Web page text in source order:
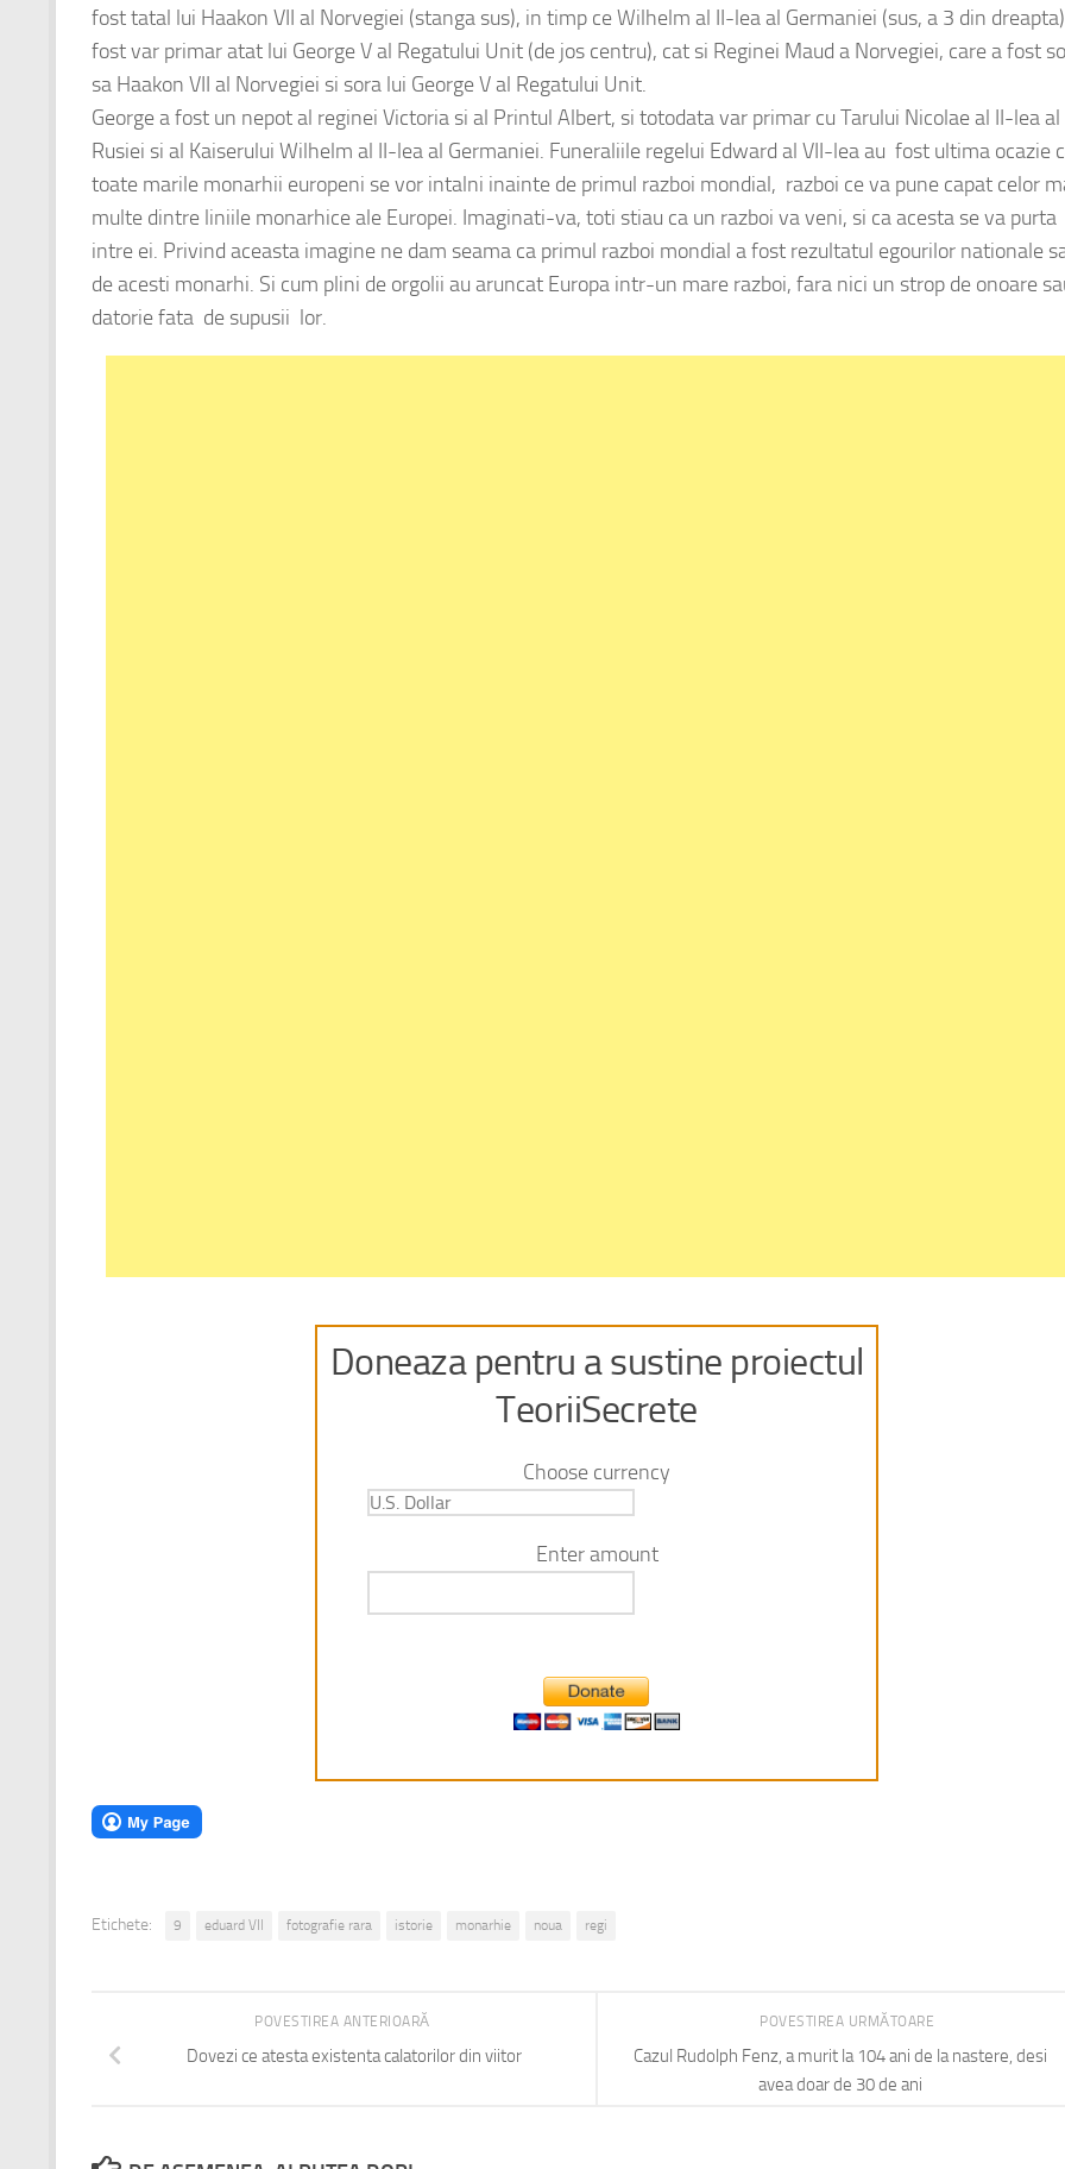
fost tatal lui Haakon VII al Norvegiei (stanga sus), in timp ce Wilhelm al II-lea al Germaniei (sus, a 3 din
fost var primar atat lui George V al Regatului Unit (de jos centru), cat si Reginei Maud a Norvegiei, care a fost
sa Haakon VII al Norvegiei si sora lui George V al Regatului Unit.
George a fost un nepot al reginei Victoria si al Printul Albert, si totodata var primar cu Tarului Nicolae al II-lea al
Rusiei si al Kaiserului Wilhelm al II-lea al Germaniei. Funeraliile regelui Edward al VII-lea au fost ultima ocazie
toate marile monarhii europeni se vor intalni inainte de primul razboi mondial, razboi ce va pune capat celor
multe dintre liniile monarhice ale Europei. Imaginati-va, toti stiau ca un razboi va veni, si ca acesta se va purta
intre ei. Privind aceasta imagine ne dam seama ca primul razboi mondial a fost rezultatul egourilor nationale
de acesti monarhi. Si cum plini de orgolii au aruncat Europa intr-un mare razboi, fara nici un strop de onoare
datorie fata de supusii lor.
Doneaza pentru a sustine proiectul
TeoriiSecrete
Choose currency
Enter amount
Etichete: 9 eduard VII fotografie rara istorie monarhie noua regi
POVESTIREA URMĂTOARE
Cazul Rudolph Fenz, a murit la 104 ani de la nastere, desi
avea doar de 30 de ani
POVESTIREA ANTERIOARĂ
Dovezi ce atesta existenta calatorilor din viitor